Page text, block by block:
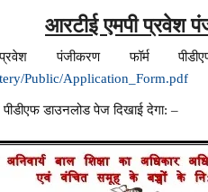
आरटीई एमपी प्रवेश
पंजीकरण फॉर्म
Public/Application_Form.pdf
डाउनलोड पेज दिखाई देगा: –